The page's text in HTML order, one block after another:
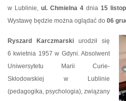
w Lublinie, ul. Chmielna 4 dnia 15
Wystawę będzie można oglądać do 06
Ryszard Karczmarski urodził się
6 kwietnia 1957 w Gdyni. Absolwent
Uniwersytetu Marii Curie-
Skłodowskiej w Lublinie
(pedagogika, psychologia), związany